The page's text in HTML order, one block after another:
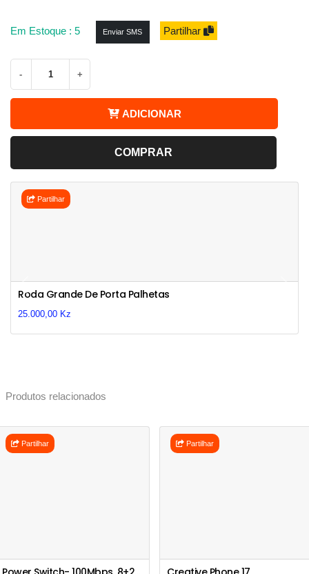
Em Estoque : 5 Enviar SMS Partilhar
- +
ADICIONAR
COMPRAR
Partilhar
Roda Grande De Porta Palhetas
25.000,00 Kz
Previous
Produtos relacionados
Partilhar Partilhar